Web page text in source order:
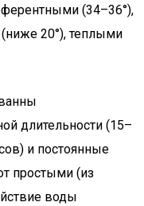
(34–36°),
20°), теплыми
длительности (15–
и постоянные
простыми (из
воды